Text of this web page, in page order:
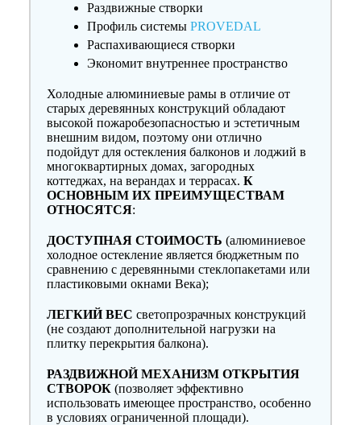
Раздвижные створки
Профиль системы PROVEDAL
Распахивающиеся створки
Экономит внутреннее пространство
Холодные алюминиевые рамы в отличие от
старых деревянных конструкций обладают
высокой пожаробезопасностью и эстетичным
внешним видом, поэтому они отлично
подойдут для остекления балконов и лоджий в
многоквартирных домах, загородных
коттеджах, на верандах и террасах. К
ОСНОВНЫМ ИХ ПРЕИМУЩЕСТВАМ
ОТНОСЯТСЯ:
ДОСТУПНАЯ СТОИМОСТЬ (алюминиевое
холодное остекление является бюджетным по
сравнению с деревянными стеклопакетами или
пластиковыми окнами Века);
ЛЕГКИЙ ВЕС светопрозрачных конструкций
(не создают дополнительной нагрузки на
плитку перекрытия балкона).
РАЗДВИЖНОЙ МЕХАНИЗМ ОТКРЫТИЯ
СТВОРОК(позволяет эффективно
использовать имеющее пространство, особенно
в условиях ограниченной площади).